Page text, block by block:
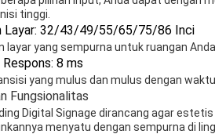
tinggi.
Layar: 32/43/49/55/65/75/86 Inci
layar yang sempurna untuk ruangan
8 ms
yang mulus dan mulus dengan
Fungsionalitas
Digital Signage dirancang agar
menyatu dengan sempurna di